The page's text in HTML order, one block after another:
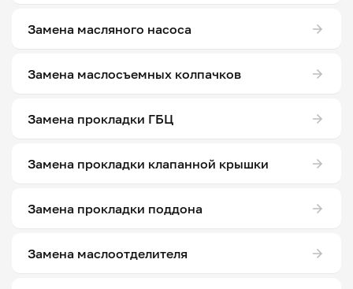
Замена масляного насоса
Замена маслосъемных колпачков
Замена прокладки ГБЦ
Замена прокладки клапанной крышки
Замена прокладки поддона
Замена маслоотделителя